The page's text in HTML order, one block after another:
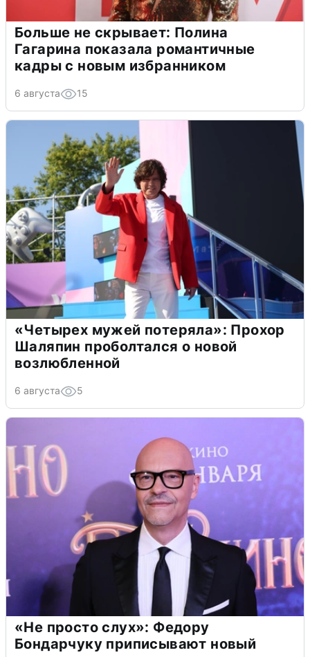
Больше не скрывает: Полина
Гагарина показала романтичные
кадры с новым избранником
6 августа 15
«Четырех мужей потеряла»: Прохор
Шаляпин проболтался о новой
возлюбленной
6 августа 5
«Не просто слух»: Федору
Бондарчуку приписывают новый